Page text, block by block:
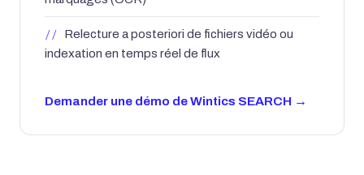
Relecture a posteriori de fichiers vidéo ou
indexation en temps réel de flux
Demander une démo de Wintics SEARCH